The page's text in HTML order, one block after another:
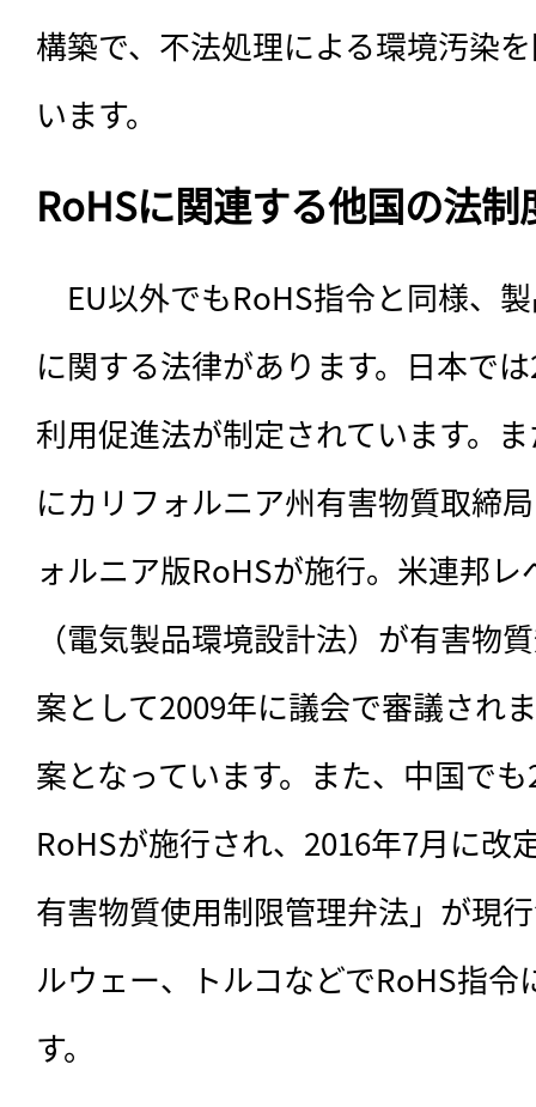
構築で、不法処理による環境汚染
います。
RoHSに関連する他国の法制
EU以外でもRoHS指令と同様、
に関する法律があります。日本で
利用促進法が制定されています。
にカリフォルニア州有害物質取締
ォルニア版RoHSが施行。米連邦
（電気製品環境設計法）が有害物
案として2009年に議会で審議され
案となっています。また、中国で
RoHSが施行され、2016年7月に改
有害物質使用制限管理弁法」が現
ルウェー、トルコなどでRoHS指
す。